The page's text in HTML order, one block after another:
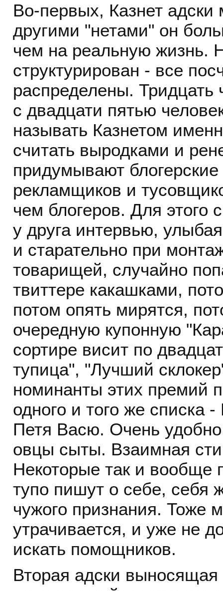
Во-первых, Казнет
другими "нетами" он
чем на реальную жизнь.
структурирован - все
распределены. Тридцать
с двадцати пятью
называть Казнетом
считать выродками и
придумывают
рекламщиков и
чем блогеров. Для этого
у друга интервью,
и старательно при
товарищей, случайно
твиттере какашками,
потом опять мирятся,
очередную купонную
сортире висит по
тупица", "Лучший
номинанты этих премий
одного и того же списка
Петя Васю. Очень
овцы сыты. Взаимная
Некоторые так и вообще
тупо пишут о себе, себя
чужого признания. Тоже
утрачивается, и уже не
искать помощников.
Вторая адски выносящая